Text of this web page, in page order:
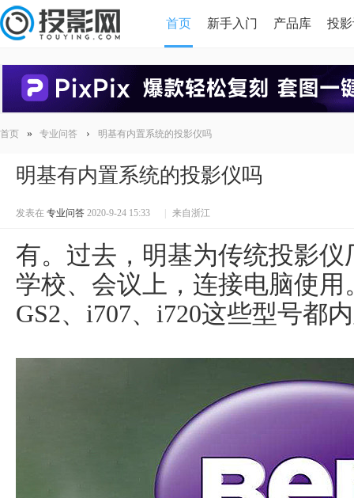
首页 新手入门 产品库 投
首页 » 专业问答 › 明基有内置系统的投影仪吗
明基有内置系统的投影仪吗
发表在 专业问答 2020-9-24 15:33 来自浙江
有。过去，明基为传统投影
学校、会议上，连接电脑使用
GS2、i707、i720这些型号都